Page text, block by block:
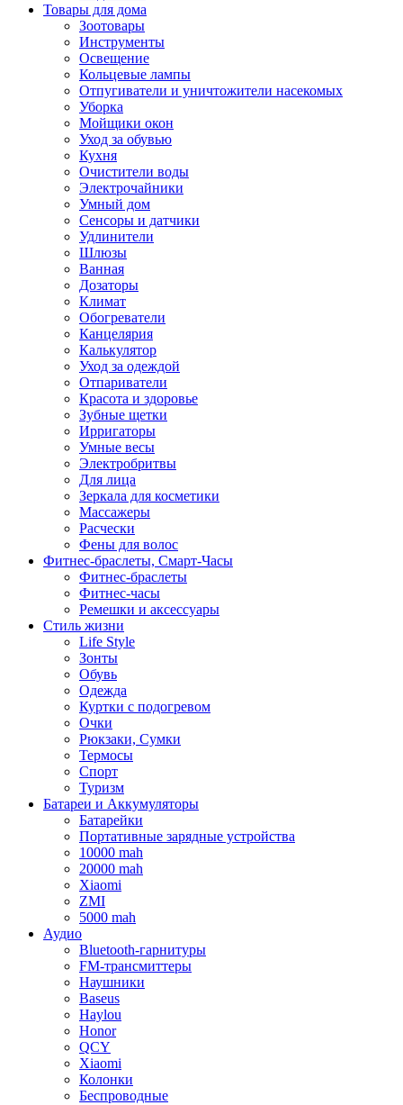
Товары для дома
Зоотовары
Инструменты
Освещение
Кольцевые лампы
Отпугиватели и уничтожители насекомых
Уборка
Мойщики окон
Уход за обувью
Кухня
Очистители воды
Электрочайники
Умный дом
Сенсоры и датчики
Удлинители
Шлюзы
Ванная
Дозаторы
Климат
Обогреватели
Канцелярия
Калькулятор
Уход за одеждой
Отпариватели
Красота и здоровье
Зубные щетки
Ирригаторы
Умные весы
Электробритвы
Для лица
Зеркала для косметики
Массажеры
Расчески
Фены для волос
Фитнес-браслеты, Смарт-Часы
Фитнес-браслеты
Фитнес-часы
Ремешки и аксессуары
Стиль жизни
Life Style
Зонты
Обувь
Одежда
Куртки с подогревом
Очки
Рюкзаки, Сумки
Термосы
Спорт
Туризм
Батареи и Аккумуляторы
Батарейки
Портативные зарядные устройства
10000 mah
20000 mah
Xiaomi
ZMI
5000 mah
Аудио
Bluetooth-гарнитуры
FM-трансмиттеры
Наушники
Baseus
Haylou
Honor
QCY
Xiaomi
Колонки
Беспроводные